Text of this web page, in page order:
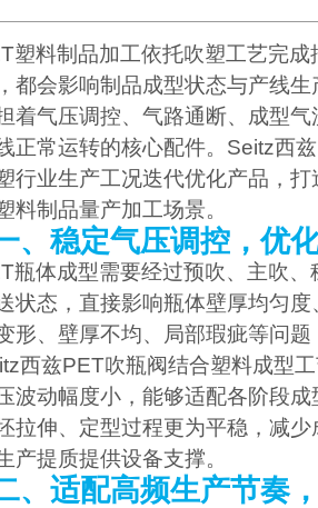
塑料制品加工依托吹塑工艺完
都会影响制品成型状态与产线
着气压调控、气路通断、成型
正常运转的核心配件。Seitz西
行业生产工况迭代优化产品，
料制品量产加工场景。
、稳定气压调控，优
瓶体成型需要经过预吹、主吹
状态，直接影响瓶体壁厚均匀
形、壁厚不均、局部瑕疵等问
西兹PET吹瓶阀结合塑料成型
波动幅度小，能够适配各阶段
拉伸、定型过程更为平稳，减
产提质提供设备支撑。
、适配高频生产节奏